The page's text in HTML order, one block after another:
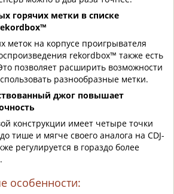
горячих метки в списке
меток на корпусе проигрывателя
rekordbox™ также есть
позволяет расширить возможности
разнообразные метки.
джог повышает
конструкции имеет четыре точки
тише и мягче своего аналога на CDJ-
регулируется в гораздо более
особенности: